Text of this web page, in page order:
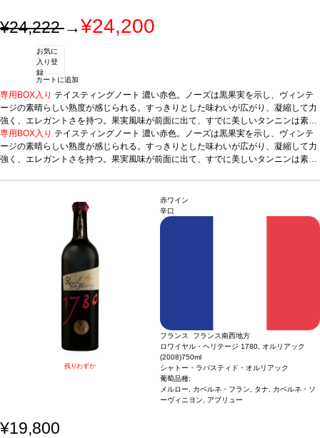
¥24,222→¥24,200
お気に
入り登
録
カートに追加
専用BOX入り テイスティングノート 濃い赤色。ノーズは黒果実を示し、ヴィンテ
ージの素晴らしい熟度が感じられる。すっきりとした味わいが広がり、凝縮して力
強く、エレガントさを持つ。果実風味が前面に出て、すでに美しいタンニンは素晴
らしく溶け込んでいる。 合う料理 濃厚な料理、肉料理、チーズ、ソースパスタ、
鉄板焼き、天ぷら、ラーメン葡萄品種メルロー50%、カベルネ・ソーヴィニヨン5
0% *本ヴィンテージが在庫切れの場合、在庫があり価格が同様の場合は自動的に次
専用BOX入り テイスティングノート 濃い赤色。ノーズは黒果実を示し、ヴィンテ
ージの素晴らしい熟度が感じられる。すっきりとした味わいが広がり、凝縮して力
強く、エレガントさを持つ。果実風味が前面に出て、すでに美しいタンニンは素晴
*本ヴィンテージが在庫切れの場合、在庫があり価格が同様の場合は自動的に次
のヴィンテージに変更されます、ご了承ください。
残りわずか
赤ワイン
辛口
フランス フランス南西地方
ロワイヤル・ヘリテージ 1780, オルリアック
(2008)750ml
シャトー・ラバスティド・オルリアック
葡萄品種:
メルロー, カベルネ・フラン, タナ, カベルネ・ソ
ーヴィニヨン, アブリュー
¥19,800